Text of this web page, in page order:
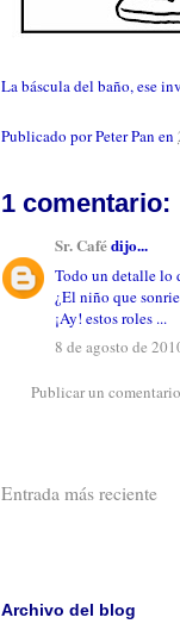
La báscula del baño, ese
Publicado porPeter Pan en
1 comentario:
Sr. Cafédijo...
Todo un detalle lo
¿El niño que
¡Ay! estos roles ...
8 de agosto de
Publicar un comentario
Entrada más reciente
Archivo del blog